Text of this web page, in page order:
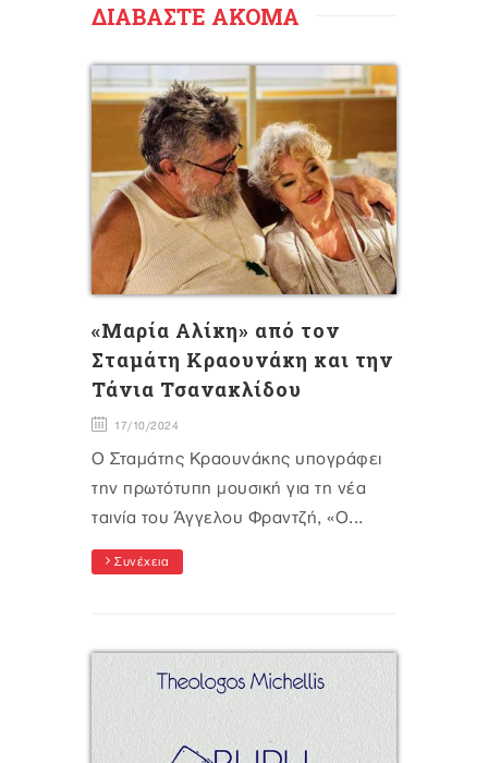
ΔΙΑΒΑΣΤΕ ΑΚΟΜΑ
«Μαρία Αλίκη» από τον
Σταμάτη Κραουνάκη και την
Τάνια Τσανακλίδου
17/10/2024
Ο Σταμάτης Κραουνάκης υπογράφει
την πρωτότυπη μουσική για τη νέα
ταινία του Άγγελου Φραντζή, «Ο...
Συνέχεια